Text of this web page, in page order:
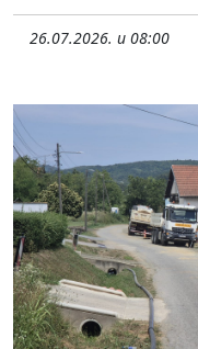
26.07.2026. u 08:00